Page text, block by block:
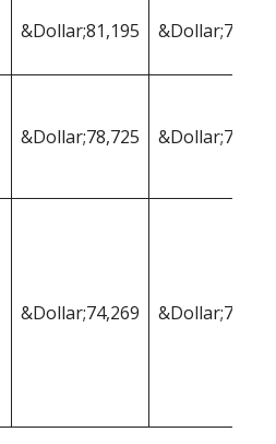
&Dollar;81,195 &Dollar;79,987
&Dollar;78,725 &Dollar;79,255
&Dollar;74,269 &Dollar;74,404